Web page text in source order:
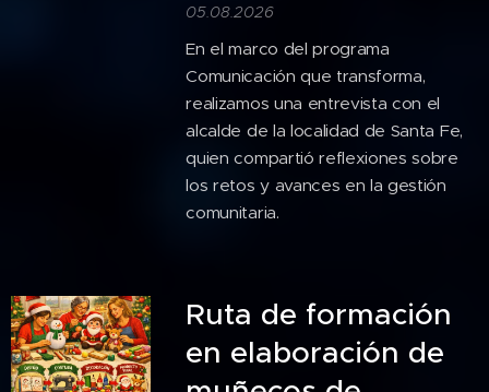
05.08.2026
En el marco del programa
Comunicación que transforma,
realizamos una entrevista con el
alcalde de la localidad de Santa Fe,
quien compartió reflexiones sobre
los retos y avances en la gestión
comunitaria.
Ruta de formación
en elaboración de